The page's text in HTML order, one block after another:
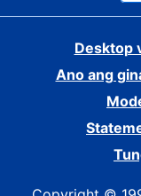
Desktop
Ano ang